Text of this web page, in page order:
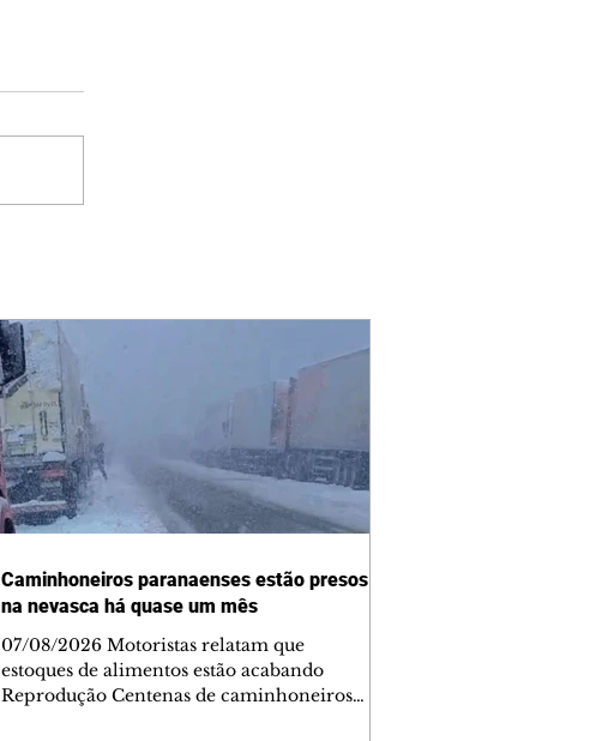
Caminhoneiros paranaenses estão presos
na nevasca há quase um mês
07/08/2026 Motoristas relatam que
estoques de alimentos estão acabando
Reprodução Centenas de caminhoneiros